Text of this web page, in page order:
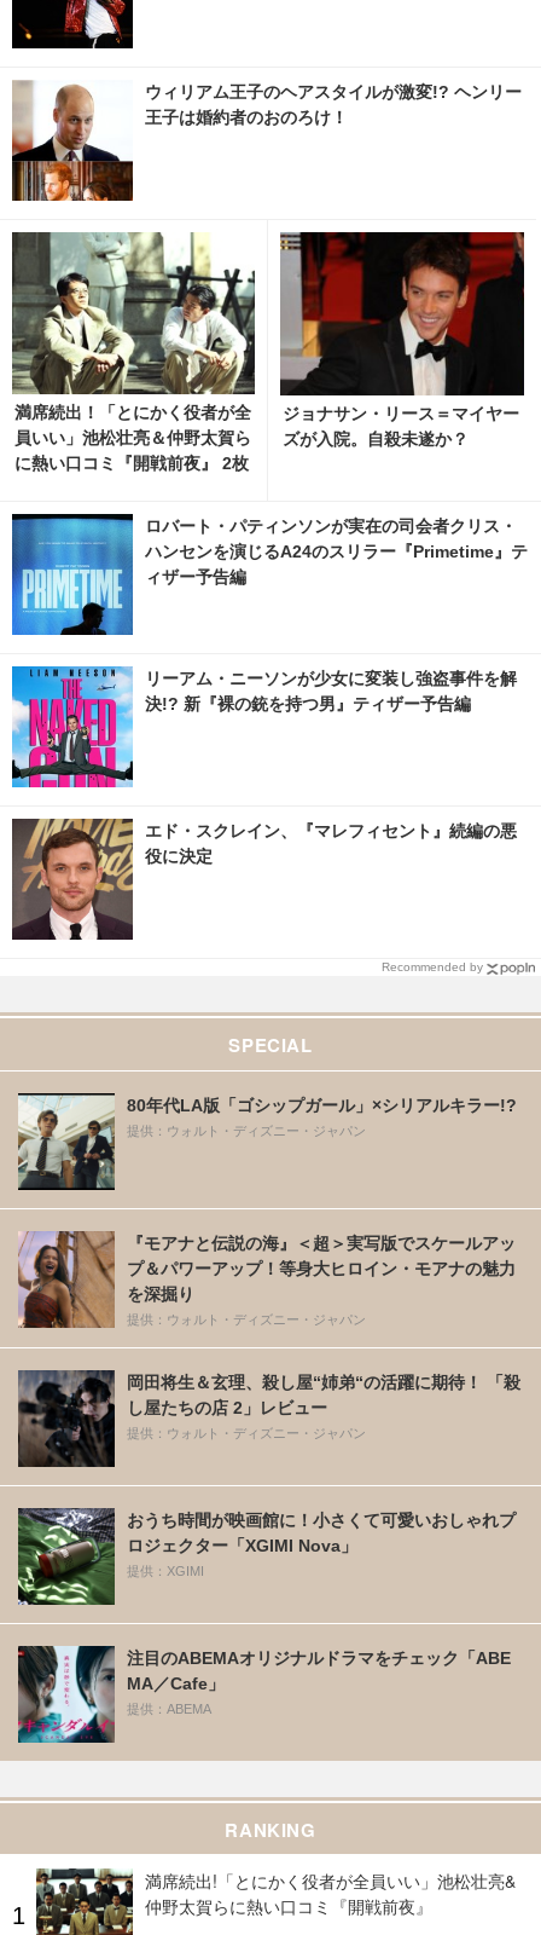
ウィリアム王子のヘアスタイルが激変!? ヘンリー
王子は婚約者のおのろけ！
満席続出！「とにかく役者が全
員いい」池松壮亮＆仲野太賀ら
に熱い口コミ『開戦前夜』 2枚
net
ジョナサン・リース＝マイヤー
ズが入院。自殺未遂か？
ロバート・パティンソンが実在の司会者クリス・
ハンセンを演じるA24のスリラー『Primetime』テ
ィザー予告編
リーアム・ニーソンが少女に変装し強盗事件を解
決!? 新『裸の銃を持つ男』ティザー予告編
エド・スクレイン、『マレフィセント』続編の悪
役に決定
Recommended by
SPECIAL
80年代LA版「ゴシップガール」×シリアルキラー!?
提供：ウォルト・ディズニー・ジャパン
『モアナと伝説の海』＜超＞実写版でスケールアッ
プ＆パワーアップ！等身大ヒロイン・モアナの魅力
を深掘り
提供：ウォルト・ディズニー・ジャパン
岡田将生＆玄理、殺し屋“姉弟“の活躍に期待！ 「殺
し屋たちの店 2」レビュー
提供：ウォルト・ディズニー・ジャパン
おうち時間が映画館に！小さくて可愛いおしゃれプ
ロジェクター「XGIMI Nova」
提供：XGIMI
注目のABEMAオリジナルドラマをチェック「ABE
MA／Cafe」
提供：ABEMA
RANKING
満席続出!「とにかく役者が全員いい」池松壮亮&
仲野太賀らに熱い口コミ『開戦前夜』